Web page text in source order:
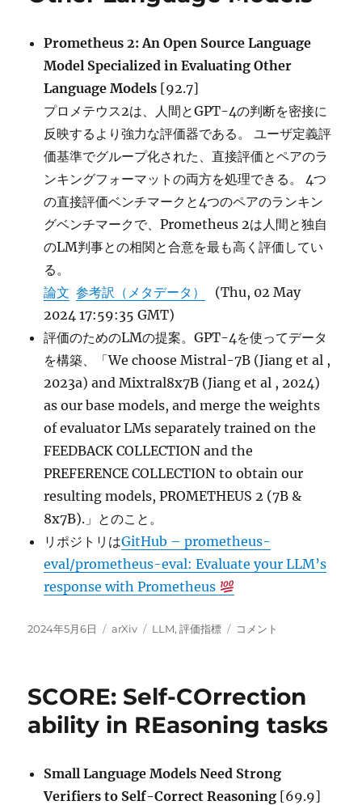
に
Prometheus 2: An Open Source Language
Model Specialized in Evaluating Other
Language Models [92.7]
プロメテウス2は、人間とGPT-4の判断を密接に
反映するより強力な評価器である。 ユーザ定義評
価基準でグループ化された、直接評価とペアのラ
ンキングフォーマットの両方を処理できる。 4つ
の直接評価ベンチマークと4つのペアのランキン
グベンチマークで、Prometheus 2は人間と独自
のLM判事との相関と合意を最も高く評価してい
る。
論文 参考訳（メタデータ）
(Thu, 02 May
2024 17:59:35 GMT)
評価のためのLMの提案。GPT-4を使ってデータ
を構築、「We choose Mistral-7B (Jiang et al ,
2023a) and Mixtral8x7B (Jiang et al , 2024)
as our base models, and merge the weights
of evaluator LMs separately trained on the
FEEDBACK COLLECTION and the
PREFERENCE COLLECTION to obtain our
resulting models, PROMETHEUS 2 (7B &
8x7B).」とのこと。
リポジトリはGitHub – prometheus-
eval/prometheus-eval: Evaluate your LLM’s
response with Prometheus
投
2024年5月6日
カ
ー
arXiv
タ
LLM,評価指標
Prometheus
Source
Model
Evaluating
Other
コメント
SCORE: Self-COrrection
ability in REasoning tasks
Small Language Models Need Strong
Verifiers to Self-Correct Reasoning [69.9]